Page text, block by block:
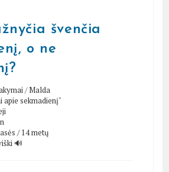
švenčia
o ne
/Malda
apie sekmadienį"
/ 14 metų
🔊